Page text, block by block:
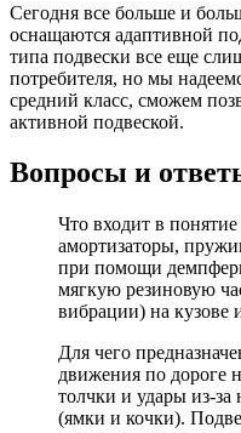
Сегодня все больше и
оснащаются адаптивной
типа подвески все еще
потребителя, но мы
средний класс, сможем
активной подвеской.
Вопросы и
Что входит в
амортизаторы,
при помощи
мягкую резиновую
вибрации) на кузове
Для чего
движения по дороге
толчки и удары из-
(ямки и кочки).